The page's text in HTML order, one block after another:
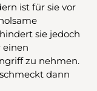
ist für sie vor
sie jedoch
einen
zu nehmen.
dann